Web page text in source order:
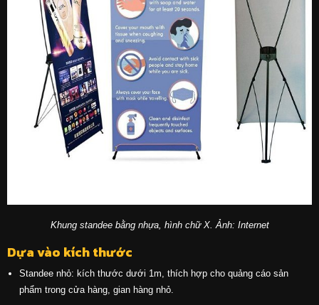
Khung standee bằng nhựa, hình chữ X. Ảnh: Internet
Dựa vào kích thước
Standee nhỏ: kích thước dưới 1m, thích hợp cho quảng cáo sản
phẩm trong cửa hàng, gian hàng nhỏ.